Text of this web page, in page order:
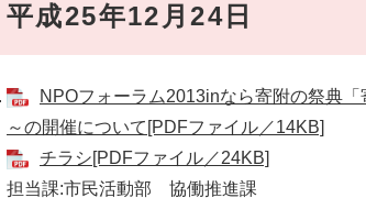
平成25年12月24日
NPOフォーラム2013inなら寄附の祭典
～の開催について[PDFファイル／14KB]
チラシ[PDFファイル／24KB]
担当課:市民活動部 協働推進課